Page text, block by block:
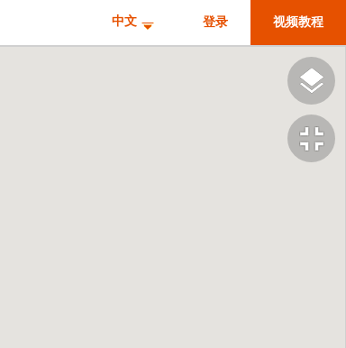
视频教程
登录
中文
fullscreen_exit